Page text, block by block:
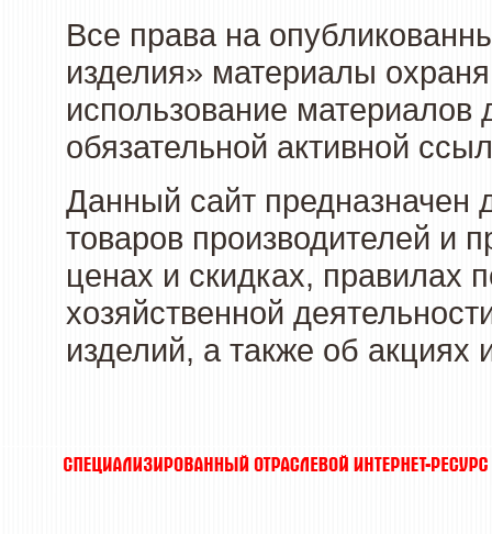
Все права на
изделия» материалы
использование материалов
обязательной активной
Данный сайт предназначен
товаров производителей и
ценах и скидках, правилах
хозяйственной
изделий, а также об